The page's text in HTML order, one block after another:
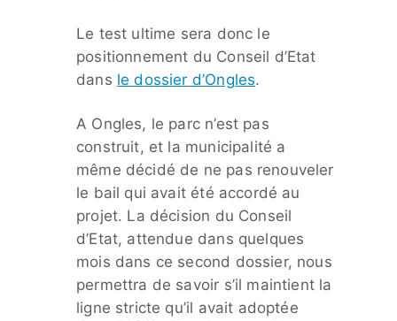
Le test ultime sera donc le
positionnement du Conseil d’Etat
dans le dossier d’Ongles.
A Ongles, le parc n’est pas
construit, et la municipalité a
même décidé de ne pas renouveler
le bail qui avait été accordé au
projet. La décision du Conseil
d’Etat, attendue dans quelques
mois dans ce second dossier, nous
permettra de savoir s’il maintient la
ligne stricte qu’il avait adoptée